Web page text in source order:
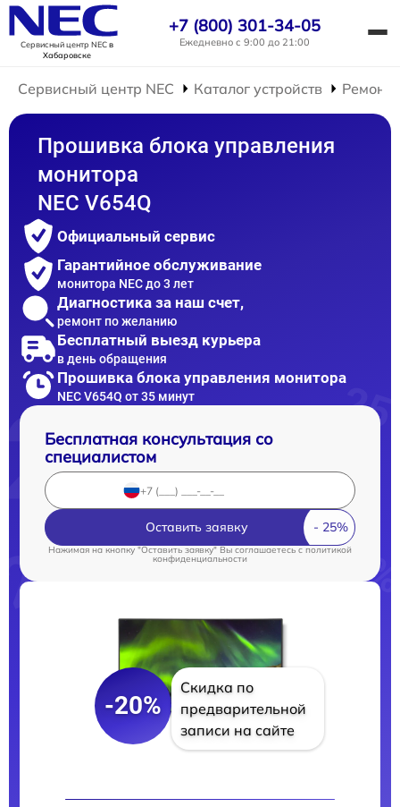
Сервисный центр NECв
Хабаровске
+7 (800) 301-34-05
Ежедневно с 9:00 до 21:00
Сервисный центр NEC Каталог устройств Ремонт
Прошивка блока управления
монитора
NEC V654Q
Официальный сервис
Гарантийное обслуживание
монитора NEC до 3 лет
Диагностика за наш счет,
ремонт по желанию
Бесплатный выезд курьера
в день обращения
Прошивка блока управления монитора
NEC V654Q от 35 минут
Бесплатная консультация со
специалистом
Оставить заявку
Нажимая на кнопку "Оставить заявку" Вы соглашаетесь cполитикой
конфиденциальности
-20%
Скидка по
предварительной
записи на сайте